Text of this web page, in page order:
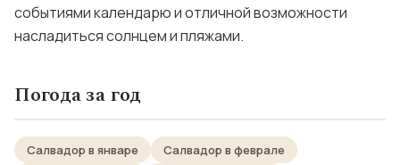
событиями календарю и отличной возможности
насладиться солнцем и пляжами.
Погода за год
Салвадор в январе
Салвадор в феврале